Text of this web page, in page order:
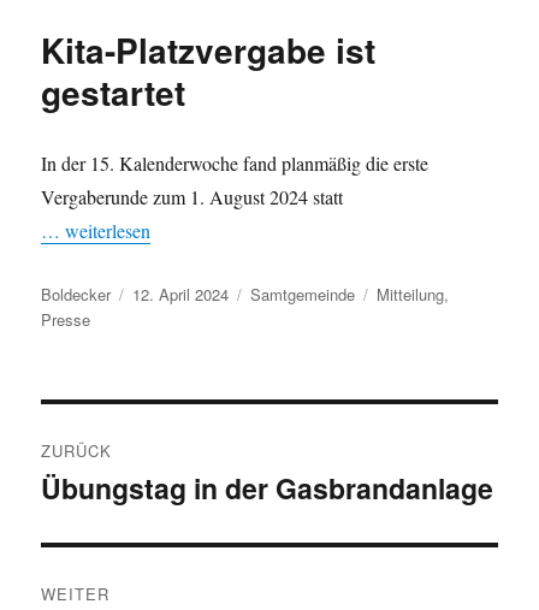
Kita-Platzvergabe ist
gestartet
In der 15. Kalenderwoche fand planmäßig die erste
Vergaberunde zum 1. August 2024 statt
… weiterlesen
Autor
Boldecker
Veröffentlicht
12. April 2024 Kategorien
Samtgemeinde Schlagwörter
Mitteilung,
Presse
ZURÜCK
Vorheriger
Übungstag in der Gasbrandanlage
WEITER